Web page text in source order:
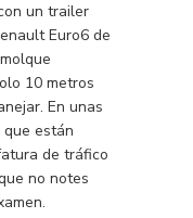
un trailer
Euro6 de
10 metros
En unas
están
de tráfico
no notes